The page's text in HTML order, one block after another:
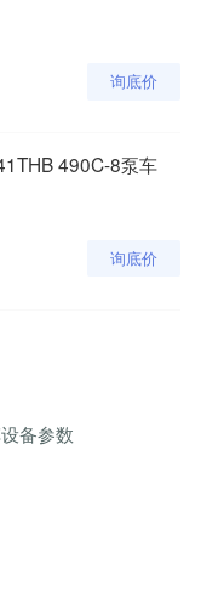
询底价
490C-8泵车
询底价
备参数